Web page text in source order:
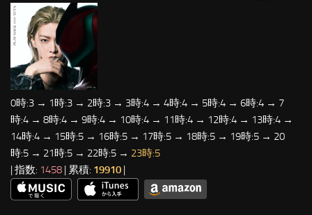
0時:3 → 1時:3 → 2時:3 → 3時:4 → 4時:4 → 5時:4 → 6時:4 → 7
時:4 → 8時:4 → 9時:4 → 10時:4 → 11時:4 → 12時:4 → 13時:4 →
14時:4 → 15時:5 → 16時:5 → 17時:5 → 18時:5 → 19時:5 → 20
時:5 → 21時:5 → 22時:5 → 23時:5
| 指数: 1458 | 累積: 19910 |